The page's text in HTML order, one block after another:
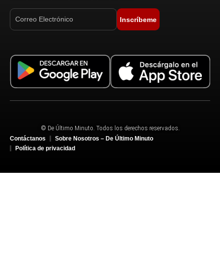
Inscríbeme
© De Último Minuto. Todos los derechos reservados.
Contáctanos
Sobre Nosotros – De Último Minuto
Política de privacidad